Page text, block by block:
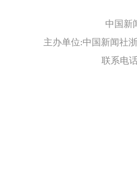
中国新
主办单位:中国新闻社
联系电